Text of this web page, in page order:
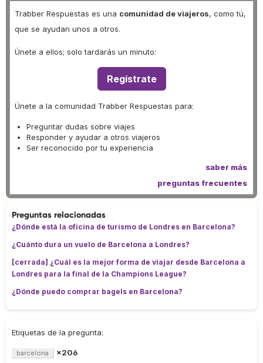
Trabber Respuestas es una comunidad de viajeros, como tú,
que se ayudan unos a otros.
Únete a ellos; solo tardarás un minuto:
Regístrate
Únete a la comunidad Trabber Respuestas para:
Preguntar dudas sobre viajes
Responder y ayudar a otros viajeros
Ser reconocido por tu experiencia
saber más
preguntas frecuentes
Preguntas relacionadas
¿Dónde está la oficina de turismo de Londres en Barcelona?
¿Cuánto dura un vuelo de Barcelona a Londres?
[cerrada] ¿Cuál es la mejor forma de viajar desde Barcelona a
Londres para la final de la Champions League?
¿Dónde puedo comprar bagels en Barcelona?
Etiquetas de la pregunta:
barcelona ×206